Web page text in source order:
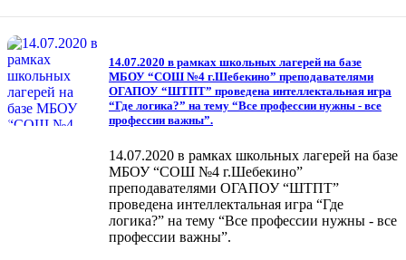
14.07.2020 в рамках школьных лагерей на базе
МБОУ “СОШ №4 г.Шебекино” преподавателями
ОГАПОУ “ШТПТ” проведена интеллектальная игра
“Где логика?” на тему “Все профессии нужны - все
профессии важны”.
14.07.2020 в рамках школьных лагерей на базе
МБОУ “СОШ №4 г.Шебекино”
преподавателями ОГАПОУ “ШТПТ”
проведена интеллектальная игра “Где
логика?” на тему “Все профессии нужны - все
профессии важны”.